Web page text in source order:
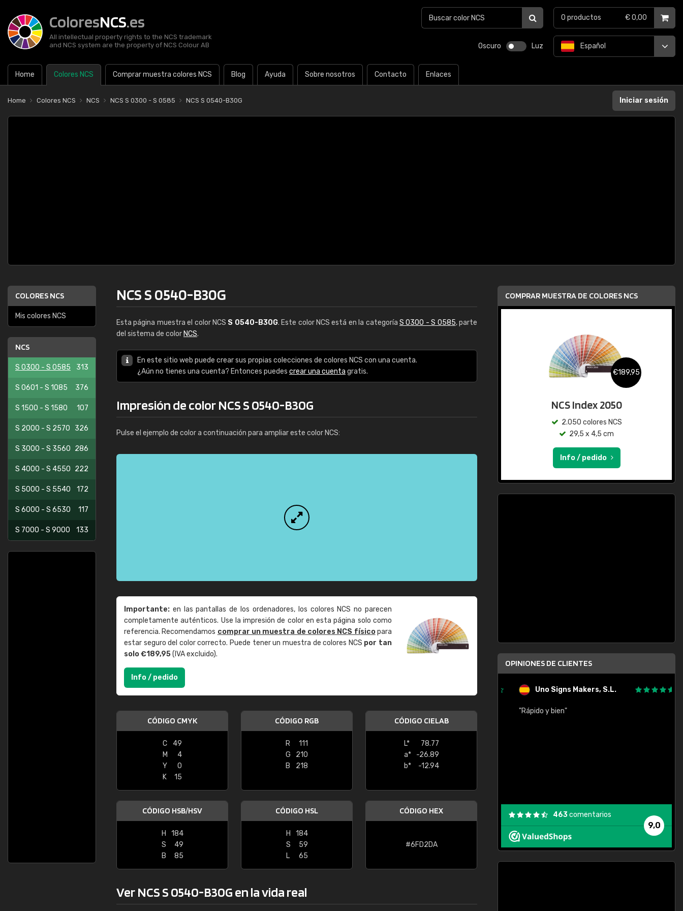
ColoresNCS.es
All intellectual property rights to the NCS trademark
and NCS system are the property of NCS Colour AB
Oscuro Luz
Home Colores NCS Comprar muestra colores NCS Blog Ayuda Sobre nosotros Contacto Enlaces
Español
0 productos € 0,00
Home Colores NCS NCS NCS S 0300 - S 0585 NCS S 0540-B30G Iniciar sesión
COLORES NCS
Mis colores NCS
NCS
S 0300 - S 0585 313
S 0601 - S 1085 376
S 1500 - S 1580 107
S 2000 - S 2570 326
S 3000 - S 3560 286
S 4000 - S 4550 222
S 5000 - S 5540 172
S 6000 - S 6530 117
S 7000 - S 9000 133
NCS S 0540-B30G
Esta página muestra el color NCS S 0540-B30G. Este color NCS está en la categoríaS 0300 - S 0585, parte
del sistema de color NCS.
En este sitio web puede crear sus propias colecciones de colores NCS con una cuenta.
¿Aún no tienes una cuenta? Entonces puedes crear una cuenta gratis.
Impresión de color NCS S 0540-B30G
Pulse el ejemplo de color a continuación para ampliar este color NCS:
Importante: en las pantallas de los ordenadores, los colores NCS no parecen
completamente auténticos. Use la impresión de color en esta página solo como
referencia. Recomendamos comprar un muestra de colores NCS físicopara
estar seguro del color correcto. Puede tener un muestra de colores NCS por tan
solo €189,95(IVA excluido).
Info / pedido
CÓDIGO CMYK
C
49
M
4
Y
0
K
15
CÓDIGO RGB
R
111
G
210
B
218
CÓDIGO CIELAB
L*
78.77
a*
-26.89
b*
-12.94
CÓDIGO HSB/HSV
H
184
S
49
B
85
CÓDIGO HSL
H
184
S
59
L
65
CÓDIGO HEX
#6FD2DA
Ver NCS S 0540-B30G en la vida real
COMPRAR MUESTRA DE COLORES NCS
€189,95
NCS Index 2050
2.050 colores NCS
29,5 x 4,5 cm
Info / pedido
OPINIONES DE CLIENTES
"Buen servicio. No obstante No es fácil
encontrar/comprar lo que se busca"
Uno Signs Makers, S.L.
"Rápido y bien"
9,0
463comentarios